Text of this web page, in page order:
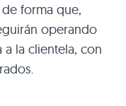
de forma que,
operando
la clientela, con